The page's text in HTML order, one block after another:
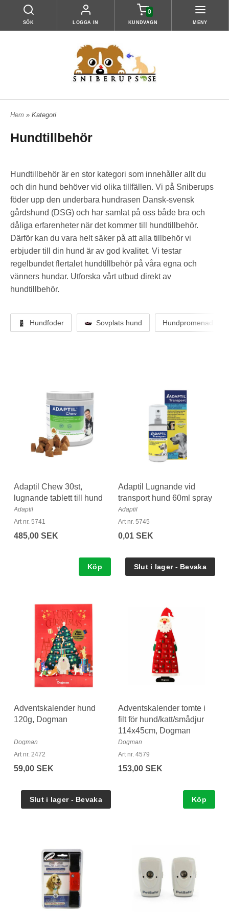
SÖK LOGGA IN
0
KUNDVAGN MENY
Hem » Kategori
Hundtillbehör
Hundtillbehör är en stor kategori som innehåller allt du
och din hund behöver vid olika tillfällen. Vi på Sniberups
föder upp den underbara hundrasen Dansk-svensk
gårdshund (DSG) och har samlat på oss både bra och
dåliga erfarenheter när det kommer till hundtillbehör.
Därför kan du vara helt säker på att alla tillbehör vi
erbjuder till din hund är av god kvalitet. Vi testar
regelbundet flertalet hundtillbehör på våra egna och
vänners hundar. Utforska vårt utbud direkt av
hundtillbehör.
Hundfoder Sovplats hund Hundpromenad
Adaptil Chew 30st,
lugnande tablett till hund
Adaptil
Art nr. 5741
485,00 SEK
Köp
Adaptil Lugnande vid
transport hund 60ml spray
Adaptil
Art nr. 5745
0,01 SEK
Adventskalender hund
120g, Dogman
Dogman
Art nr. 2472
59,00 SEK
Adventskalender tomte i
filt för hund/katt/smådjur
114x45cm, Dogman
Dogman
Art nr. 4579
153,00 SEK
Köp